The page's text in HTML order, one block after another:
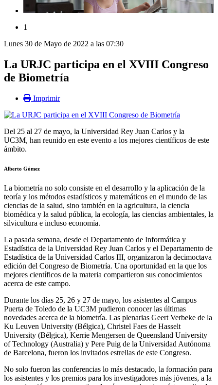
1
Lunes 30 de Mayo de 2022 a las 07:30
La URJC participa en el XVIII Congreso
de Biometría
Imprimir
Del 25 al 27 de mayo, la Universidad Rey Juan Carlos y la
UC3M, han reunido en este evento a los mejores científicos de este
ámbito.
Alberto Gómez
La biometría no solo consiste en el desarrollo y la aplicación de la
teoría y los métodos estadísticos y matemáticos en el mundo de las
ciencias de la salud, sino también en la agricultura, la ciencia
biomédica y la salud pública, la ecología, las ciencias ambientales, la
silvicultura e incluso economía.
La pasada semana, desde el Departamento de Informática y
Estadística de la Universidad Rey Juan Carlos y el Departamento de
Estadística de la Universidad Carlos III, organizaron la decimoctava
edición del Congreso de Biometría. Una oportunidad en la que los
mejores científicos de la materia compartieron sus conocimientos
acerca de este campo.
Durante los días 25, 26 y 27 de mayo, los asistentes al Campus
Puerta de Toledo de la UC3M pudieron conocer las últimas
novedades acerca de la biometría. Las plenarias Geert Verbeke de la
Ku Leuven University (Bélgica), Christel Faes de Hasselt
University (Bélgica), Kerrie Mengersen de Queensland University
of Technology (Australia) y Pere Puig de la Universidad Autónoma
de Barcelona, fueron los invitados estrellas de este Congreso.
No solo fueron las conferencias lo más destacado, la formación para
los asistentes y los premios para los investigadores más jóvenes, a la